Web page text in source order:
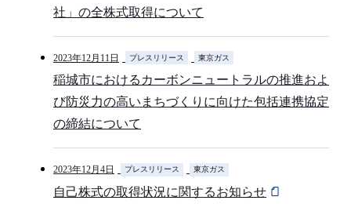
社」の全株式取得について
2023年12月11日 プレスリリース 東京ガス
稲城市におけるカーボンニュートラルの推進およ
び防災力の高いまちづくりに向けた包括連携協定
の締結について
2023年12月4日 プレスリリース 東京ガス
自己株式の取得状況に関するお知らせ